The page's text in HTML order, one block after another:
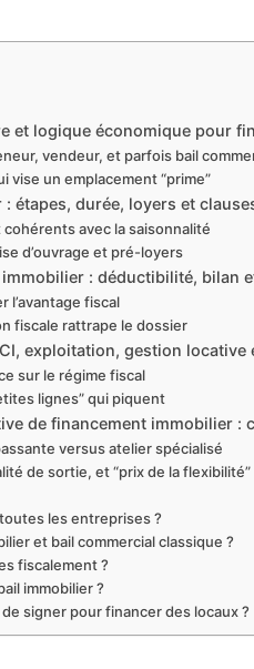
et logique économique pour
vendeur, et parfois bail
vise un emplacement “prime”
étapes, durée, loyers et
avec la saisonnalité
d’ouvrage et pré-loyers
: déductibilité, bilan
l’avantage fiscal
fiscale rattrape le dossier
exploitation, gestion
sur le régime fiscal
lignes” qui piquent
de financement immobilier :
versus atelier spécialisé
de sortie, et “prix de la flexibilité”
les entreprises ?
et bail commercial classique ?
fiscalement ?
immobilier ?
signer pour financer des locaux ?